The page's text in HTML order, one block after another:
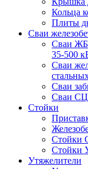
Кольца
Плиты
Сваи
Сваи
35-500
Сваи
Сваи
Сваи СЦ
Стойки
Стойки
Стойки
Утяжелители